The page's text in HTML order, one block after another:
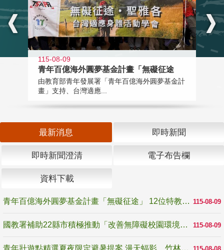
115-08-09
青年百億海外圓夢基金計畫「無礙征途
由教育部青年發展署「青年百億海外圓夢基金計
畫」支持、台灣適應...
最新消息 即時新聞
即時新聞澄清 電子布告欄
資料下載
115-08-09
青年百億海外圓夢基金計畫「無礙征途」 12位特教與弱勢青年勇闖西班牙 跨越感官限制見證生命蛻變
115-08-09
國教署補助22縣市積極推動「改善無障礙校園環境計畫」 打造友善、安全、無礙學習空間